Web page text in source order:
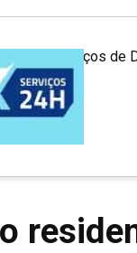
Paulo: Serviços